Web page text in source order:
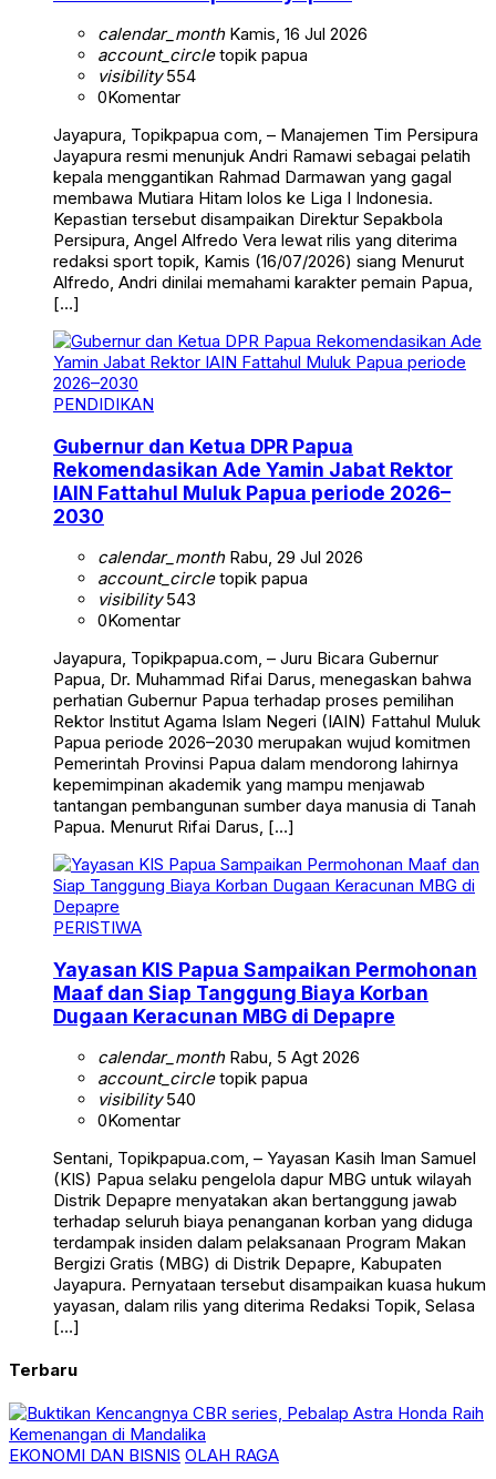
calendar_monthKamis, 16 Jul 2026
account_circletopik papua
visibility554
0Komentar
Jayapura, Topikpapua com, – Manajemen Tim Persipura
Jayapura resmi menunjuk Andri Ramawi sebagai pelatih
kepala menggantikan Rahmad Darmawan yang gagal
membawa Mutiara Hitam lolos ke Liga I Indonesia.
Kepastian tersebut disampaikan Direktur Sepakbola
Persipura, Angel Alfredo Vera lewat rilis yang diterima
redaksi sport topik, Kamis (16/07/2026) siang Menurut
Alfredo, Andri dinilai memahami karakter pemain Papua,
[…]
PENDIDIKAN
Gubernur dan Ketua DPR Papua
Rekomendasikan Ade Yamin Jabat Rektor
IAIN Fattahul Muluk Papua periode 2026–
2030
calendar_monthRabu, 29 Jul 2026
account_circletopik papua
visibility543
0Komentar
Jayapura, Topikpapua.com, – Juru Bicara Gubernur
Papua, Dr. Muhammad Rifai Darus, menegaskan bahwa
perhatian Gubernur Papua terhadap proses pemilihan
Rektor Institut Agama Islam Negeri (IAIN) Fattahul Muluk
Papua periode 2026–2030 merupakan wujud komitmen
Pemerintah Provinsi Papua dalam mendorong lahirnya
kepemimpinan akademik yang mampu menjawab
tantangan pembangunan sumber daya manusia di Tanah
Papua. Menurut Rifai Darus, […]
PERISTIWA
Yayasan KIS Papua Sampaikan Permohonan
Maaf dan Siap Tanggung Biaya Korban
Dugaan Keracunan MBG di Depapre
calendar_monthRabu, 5 Agt 2026
account_circletopik papua
visibility540
0Komentar
Sentani, Topikpapua.com, – Yayasan Kasih Iman Samuel
(KIS) Papua selaku pengelola dapur MBG untuk wilayah
Distrik Depapre menyatakan akan bertanggung jawab
terhadap seluruh biaya penanganan korban yang diduga
terdampak insiden dalam pelaksanaan Program Makan
Bergizi Gratis (MBG) di Distrik Depapre, Kabupaten
Jayapura. Pernyataan tersebut disampaikan kuasa hukum
yayasan, dalam rilis yang diterima Redaksi Topik, Selasa
[…]
Terbaru
EKONOMI DAN BISNIS OLAH RAGA